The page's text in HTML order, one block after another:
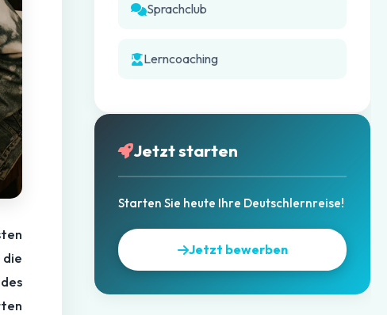
Sprachclub
Lerncoaching
Jetzt starten
Starten Sie heute Ihre Deutschlernreise!
Jetzt bewerben